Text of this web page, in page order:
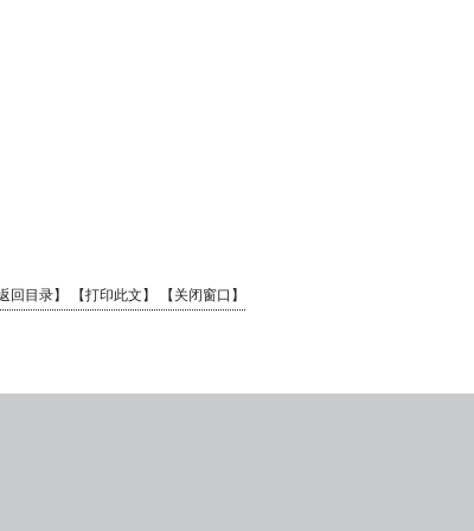
回目录】 【打印此文】 【关闭窗口】